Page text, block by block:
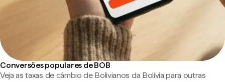
Conversões populares de BOB
Veja as taxas de câmbio de Bolivianos da Bolívia para outras